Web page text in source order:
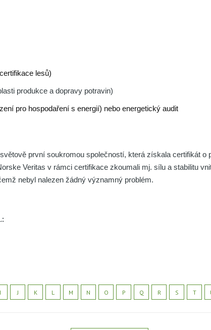
lesů)
produkce a dopravy potravin)
pro hospodaření s energií) nebo energetický audit
první soukromou společností, která získala certifikát o
Veritas v rámci certifikace zkoumali mj. sílu a stabilitu
nebyl nalezen žádný významný problém.
I J K L M N O P Q R S T